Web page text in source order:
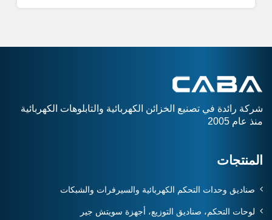
شركة رائدة في تصنيع الخزائن الكهربائية والتابلوهات الكهربائية
منذ عام 2005
المنتجات
صناديق وحدات التحكم الكهربائية والسيرفرات والشبكات
لوحات التحكم، صناديق التوزيع، أجهزة سويتش جير